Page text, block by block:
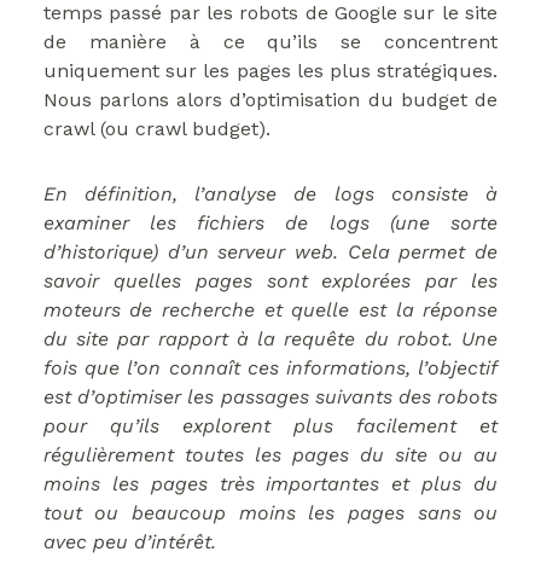
temps passé par les robots de Google sur le site
de manière à ce qu’ils se concentrent
uniquement sur les pages les plus stratégiques.
Nous parlons alors d’optimisation du budget de
crawl (ou crawl budget).
En définition, l’analyse de logs consiste à
examiner les fichiers de logs (une sorte
d’historique) d’un serveur web. Cela permet de
savoir quelles pages sont explorées par les
moteurs de recherche et quelle est la réponse
du site par rapport à la requête du robot. Une
fois que l’on connaît ces informations, l’objectif
est d’optimiser les passages suivants des robots
pour qu’ils explorent plus facilement et
régulièrement toutes les pages du site ou au
moins les pages très importantes et plus du
tout ou beaucoup moins les pages sans ou
avec peu d’intérêt.